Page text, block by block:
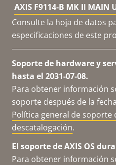
AXIS F9114-B MK II MAIN
Consulte la hoja de datos
especificaciones de este
Soporte de hardware y
hasta el 2031-07-08.
Para obtener información
soporte después de la
Política general de soporte
descatalogación.
El soporte de AXIS OS
Para obtener información